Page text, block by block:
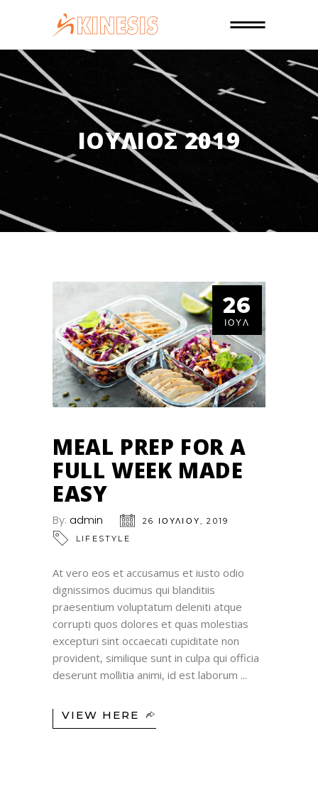
ΙΟΎΛΙΟΣ 2019
26
ΙΟΎΛ
MEAL PREP FOR A
FULL WEEK MADE
EASY
By: admin
26 ΙΟΥΛΊΟΥ, 2019
LIFESTYLE
At vero eos et accusamus et iusto odio
dignissimos ducimus qui blanditiis
praesentium voluptatum deleniti atque
corrupti quos dolores et quas molestias
excepturi sint occaecati cupiditate non
provident, similique sunt in culpa qui officia
deserunt mollitia animi, id est laborum
VIEW HERE